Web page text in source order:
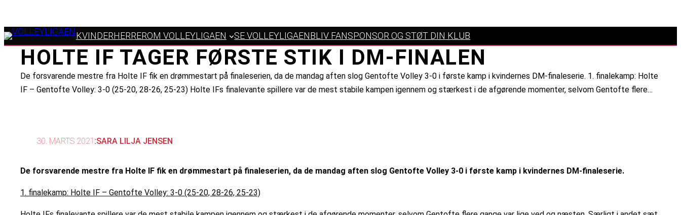
KVINDERHERREROM VOLLEYLIGAEN SE VOLLEYLIGAENBLIV FANSPONSOR OG STØT DIN KLUB
HOLTE IF TAGER FØRSTE STIK I DM-FINALEN
De forsvarende mestre fra Holte IF fik en drømmestart på finaleserien, da de mandag aften slog Gentofte Volley 3-0 i første kamp i kvindernes DM-finaleserie. 1. finalekamp: Holte
IF – Gentofte Volley: 3-0 (25-20, 28-26, 25-23) Holte IFs finalevante spillere var de mest stabile kampen igennem og stærkest i de afgørende momenter, selvom Gentofte flere…
30. MARTS 2021 :SARA LILJA JENSEN
De forsvarende mestre fra Holte IF fik en drømmestart på finaleserien, da de mandag aften slog Gentofte Volley 3-0 i første kamp i kvindernes DM-finaleserie.
1. finalekamp: Holte IF – Gentofte Volley: 3-0 (25-20, 28-26, 25-23)